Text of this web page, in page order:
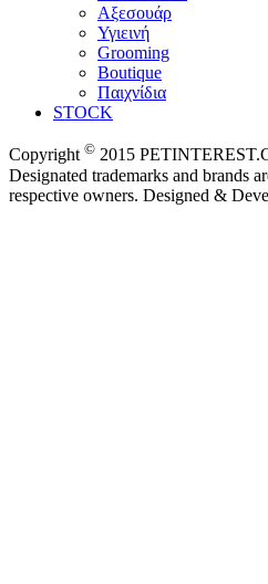
Αξεσουάρ
Υγιεινή
Grooming
Boutique
Παιχνίδια
STOCK
Copyright © 2015
Designated trademarks and brands
respective owners. Designed &